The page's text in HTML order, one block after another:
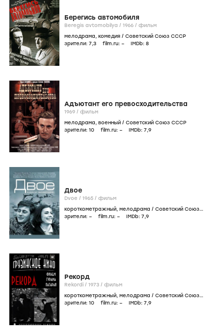
Берегись автомобиля
Beregis avtomobilya / 1966 / фильм
мелодрама, комедия / Советский Союз СССР
зрители: 7,3 film.ru: – IMDb: 8
Адъютант его превосходительства
1969 / фильм
мелодрама, военный / Советский Союз СССР
зрители: 10 film.ru: – IMDb: 7,9
Двое
Dvoe / 1965 / фильм
короткометражный, мелодрама / Советский Союз
СССР
зрители: – film.ru: – IMDb: 7,9
Рекорд
Rekordi / 1973 / фильм
короткометражный, мелодрама / Советский Союз
СССР
зрители: 10 film.ru: – IMDb: 7,9